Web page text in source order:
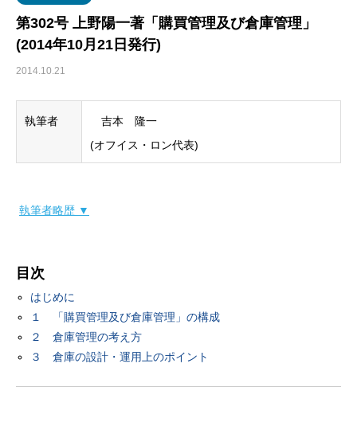
第302号 上野陽一著「購買管理及び倉庫管理」
(2014年10月21日発行)
2014.10.21
執筆者
吉本 隆一
(オフイス・ロン代表)
執筆者略歴 ▼
目次
はじめに
１ 「購買管理及び倉庫管理」の構成
２ 倉庫管理の考え方
３ 倉庫の設計・運用上のポイント
物流品質
輸配送